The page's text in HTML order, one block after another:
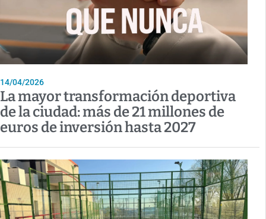
14/04/2026
La mayor transformación deportiva
de la ciudad: más de 21 millones de
euros de inversión hasta 2027